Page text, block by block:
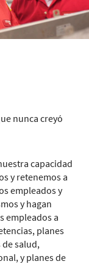
nunca creyó
capacidad
y retenemos a
empleados y
y hagan
empleados a
planes
salud,
y planes de